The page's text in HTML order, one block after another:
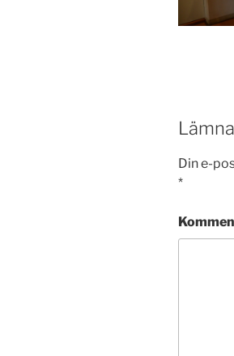
Din e-
*